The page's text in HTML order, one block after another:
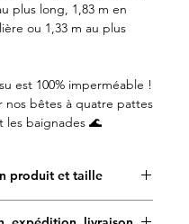
plus long, 1,83 m en
ou 1,33 m au plus
est 100% imperméable !
nos bêtes à quatre pattes
les baignades 🌊
Information produit et taille